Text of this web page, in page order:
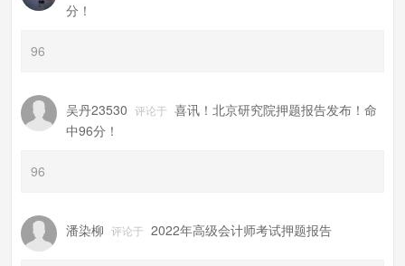
分！
96
吴丹23530 评论于 喜讯！北京研究院押题报告发布！命
中96分！
96
潘染柳 评论于 2022年高级会计师考试押题报告